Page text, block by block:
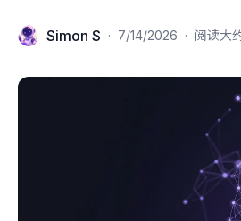
Simon S · 7/14/2026 · 阅读大